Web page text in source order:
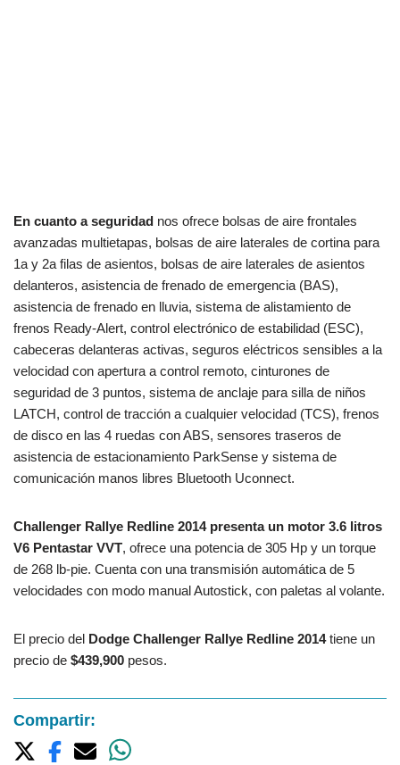
En cuanto a seguridad nos ofrece bolsas de aire frontales
avanzadas multietapas, bolsas de aire laterales de cortina para
1a y 2a filas de asientos, bolsas de aire laterales de asientos
delanteros, asistencia de frenado de emergencia (BAS),
asistencia de frenado en lluvia, sistema de alistamiento de
frenos Ready-Alert, control electrónico de estabilidad (ESC),
cabeceras delanteras activas, seguros eléctricos sensibles a la
velocidad con apertura a control remoto, cinturones de
seguridad de 3 puntos, sistema de anclaje para silla de niños
LATCH, control de tracción a cualquier velocidad (TCS), frenos
de disco en las 4 ruedas con ABS, sensores traseros de
asistencia de estacionamiento ParkSense y sistema de
comunicación manos libres Bluetooth Uconnect.
Challenger Rallye Redline 2014 presenta un motor 3.6 litros
V6 Pentastar VVT, ofrece una potencia de 305 Hp y un torque
de 268 lb-pie. Cuenta con una transmisión automática de 5
velocidades con modo manual Autostick, con paletas al volante.
El precio del Dodge Challenger Rallye Redline 2014tiene un
precio de $439,900 pesos.
Compartir: